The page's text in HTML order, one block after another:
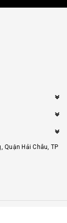
Quận Hải Châu, TP